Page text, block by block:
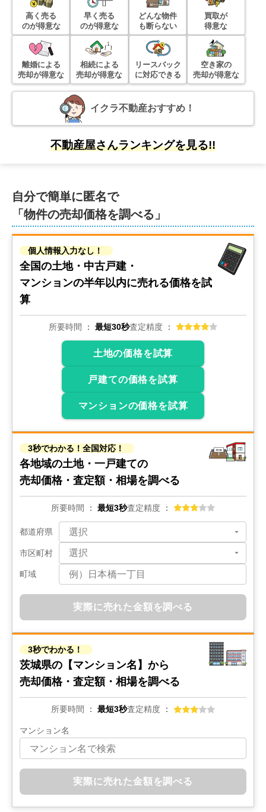
階数:2階 築年数:13年
建物面積:
㎡ 土地面積:
1,100 万円 2026年4月
茨城県日立市中丸町一丁目
建物面積:113㎡ 土地面積:202㎡
茨城県日立市西成沢町一丁目
階数:2階 築年数:35年
2,500万円
茨城県常陸大宮市中富町
1,900 万円
茨城県高萩市大字島名
階数:2階
土地面積:
138㎡
700万円
茨城県日立市十王町伊師
階数:2階
建物面積:
104㎡ 土地面積:
1,600万円
茨城県常陸太田市天神林町
階数:2階 築年数:6年
建物面積:
106㎡ 土地面積:187
1,900 万円
茨城県日立市西成沢町一丁目
築年数:
110㎡ 土地面積: 255㎡
高く売る
のが得意な
早く売る
のが得意な
どんな物件
も断らない
買取が
得意な
離婚による
売却が得意な
相続による
売却が得意な
リースバック
に対応できる
空き家の
売却が得意な
イクラ不動産おすすめ！
不動産屋さんランキングを見る!!
自分で簡単に匿名で
「物件の売却価格を調べる」
個人情報入力なし！
全国の土地・中古戸建・
マンションの半年以内に売れる価格を試
算
所要時間 最短30秒査定精度
土地の価格を試算
戸建ての価格を試算
マンションの価格を試算
3秒でわかる！全国対応！
各地域の土地・一戸建ての
売却価格・査定額・相場を調べる
所要時間 最短3秒査定精度
都道府県
市区町村
町域
実際に売れた金額を調べる
3秒でわかる！
茨城県の 【マンション名】から
売却価格・査定額・相場を調べる
所要時間 最短3秒査定精度
マンション名
実際に売れた金額を調べる